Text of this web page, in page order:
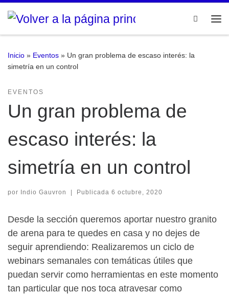
Saltar al contenido
Search
Inicio » Eventos » Un gran problema de escaso interés: la
simetría en un control
EVENTOS
Un gran problema de
escaso interés: la
simetría en un control
por Indio Gauvron | Publicada 6 octubre, 2020
Desde la sección queremos aportar nuestro granito
de arena para te quedes en casa y no dejes de
seguir aprendiendo: Realizaremos un ciclo de
webinars semanales con temáticas útiles que
puedan servir como herramientas en este momento
tan particular que nos toca atravesar como